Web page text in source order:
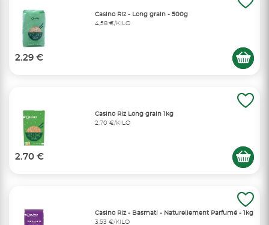
Casino Riz - Long grain - 500g
4,58 €/KILO
2.29 €
Casino Riz Long grain 1kg
2,70 €/KILO
2.70 €
Casino Riz - Basmati - Naturellement Parfumé - 1kg
3,53 €/KILO